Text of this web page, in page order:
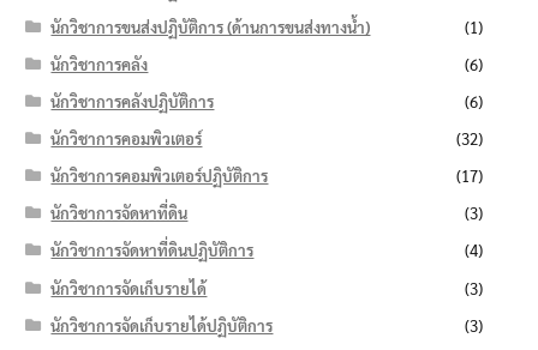
นักวิชาการขนส่งปฏิบัติการ (ด้านการขนส่งทางน้ำ)
(1)
นักวิชาการคลัง
(6)
นักวิชาการคลังปฏิบัติการ
(6)
นักวิชาการคอมพิวเตอร์
(32)
นักวิชาการคอมพิวเตอร์ปฏิบัติการ
(17)
นักวิชาการจัดหาที่ดิน
(3)
นักวิชาการจัดหาที่ดินปฏิบัติการ
(4)
นักวิชาการจัดเก็บรายได้
(3)
นักวิชาการจัดเก็บรายได้ปฏิบัติการ
(3)